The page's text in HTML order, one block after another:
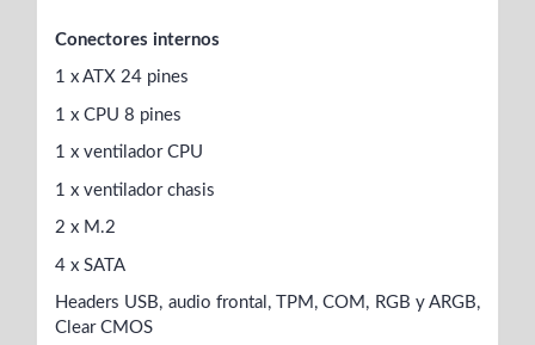
Conectores internos
1 x ATX 24 pines
1 x CPU 8 pines
1 x ventilador CPU
1 x ventilador chasis
2 x M.2
4 x SATA
Headers USB, audio frontal, TPM, COM, RGB y ARGB,
Clear CMOS